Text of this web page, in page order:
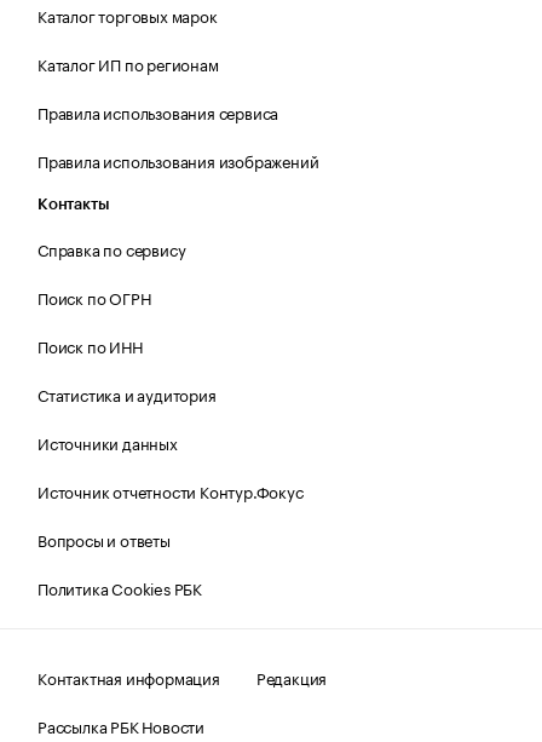
Каталог торговых марок
Каталог ИП по регионам
Правила использования сервиса
Правила использования изображений
Контакты
Справка по сервису
Поиск по ОГРН
Поиск по ИНН
Статистика и аудитория
Источники данных
Источник отчетности Контур.Фокус
Вопросы и ответы
Политика Cookies РБК
Контактная информация
Редакция
Рассылка РБК Новости